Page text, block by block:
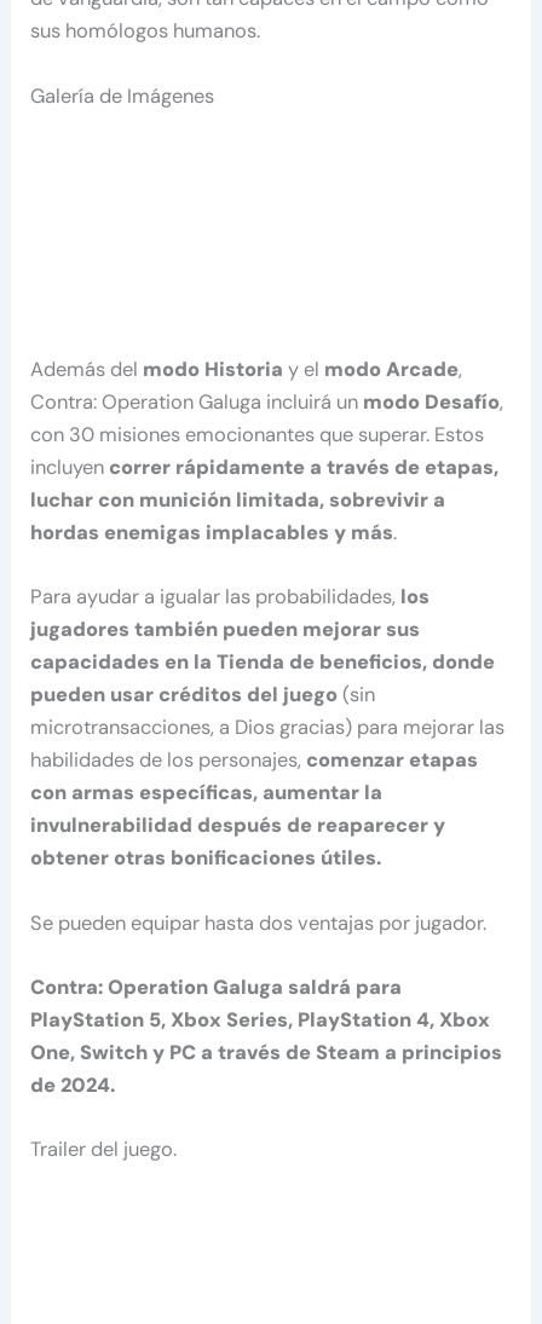
sus homólogos humanos.
Galería de Imágenes
Además del modo Historia y el modo Arcade,
Contra: Operation Galuga incluirá un modo Desafío,
con 30 misiones emocionantes que superar. Estos
incluyen correr rápidamente a través de etapas,
luchar con munición limitada, sobrevivir a
hordas enemigas implacables y más.
Para ayudar a igualar las probabilidades, los
jugadores también pueden mejorar sus
capacidades en la Tienda de beneficios, donde
pueden usar créditos del juego(sin
microtransacciones, a Dios gracias) para mejorar las
habilidades de los personajes, comenzar etapas
con armas específicas, aumentar la
invulnerabilidad después de reaparecer y
obtener otras bonificaciones útiles.
Se pueden equipar hasta dos ventajas por jugador.
Contra: Operation Galuga saldrá para
PlayStation 5, Xbox Series, PlayStation 4, Xbox
One, Switch y PC a través de Steam a principios
de 2024.
Trailer del juego.